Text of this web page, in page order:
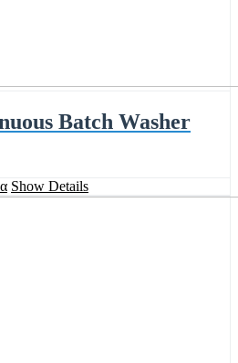
Batch Washer
Show Details